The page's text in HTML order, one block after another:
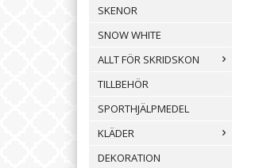
SKENOR
SNOW WHITE
ALLT FÖR SKRIDSKON
TILLBEHÖR
SPORTHJÄLPMEDEL
KLÄDER
DEKORATION